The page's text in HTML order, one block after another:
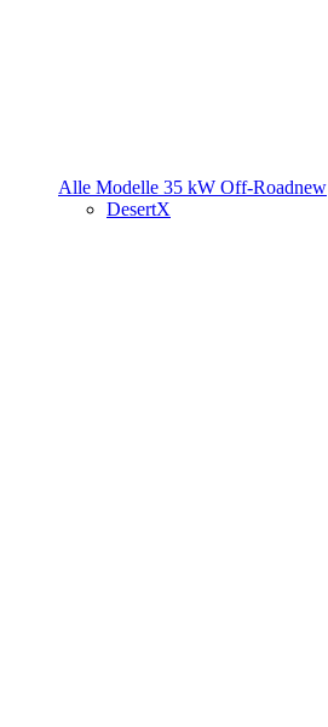
Alle Modelle 35 kW Off-Roadnew
DesertX